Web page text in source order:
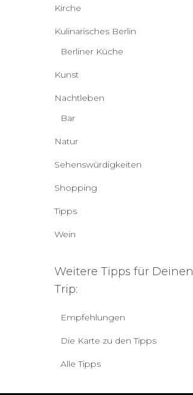
Kirche
Kulinarisches Berlin
Berliner Küche
Kunst
Nachtleben
Bar
Natur
Sehenswürdigkeiten
Shopping
Tipps
Wein
Weitere Tipps für Deinen
Trip:
Empfehlungen
Die Karte zu den Tipps
Alle Tipps